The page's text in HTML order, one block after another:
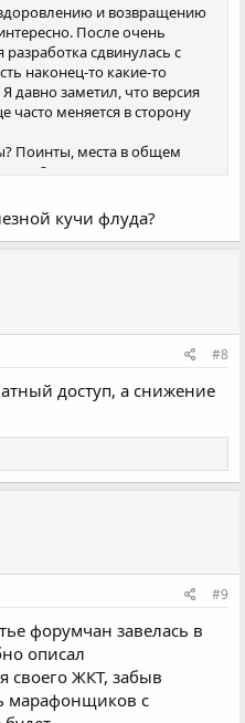
и возвращению
После очень
сдвинулась с
наконец-то какие-то
давно заметил, что версия
часто меняется в сторону
Поинты, места в общем
толк?
кучи флуда?
#8
доступ, а снижение
#9
форумчан завелась в
описал
ЖКТ, забыв
марафонщиков с